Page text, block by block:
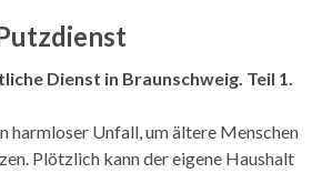
Dienst in Braunschweig. Teil 1.
harmloser Unfall, um ältere Menschen
Plötzlich kann der eigene Haushalt